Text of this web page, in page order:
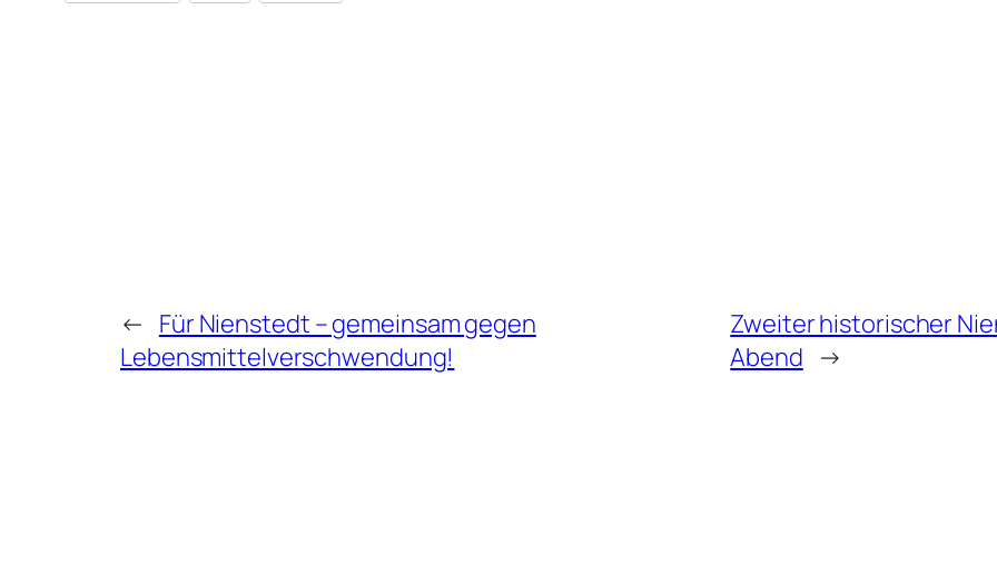
← Für Nienstedt – gemeinsam gegen
Lebensmittelverschwendung!
Zweiter historischer
Abend →